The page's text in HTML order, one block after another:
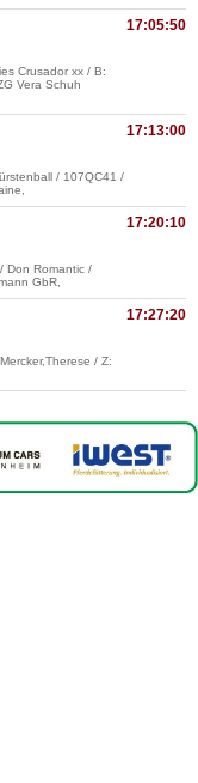
17:05:50
Crusador xx / B:
Vera Schuh
17:13:00
/ 107QC41 /
17:20:10
Don Romantic /
GbR,
17:27:20
/ Z: